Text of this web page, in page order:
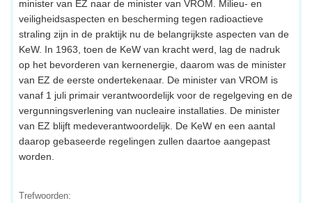
minister van EZ naar de minister van VROM. Milieu- en
veiligheidsaspecten en bescherming tegen radioactieve
straling zijn in de praktijk nu de belangrijkste aspecten van de
KeW. In 1963, toen de KeW van kracht werd, lag de nadruk
op het bevorderen van kernenergie, daarom was de minister
van EZ de eerste ondertekenaar. De minister van VROM is
vanaf 1 juli primair verantwoordelijk voor de regelgeving en de
vergunningsverlening van nucleaire installaties. De minister
van EZ blijft medeverantwoordelijk. De KeW en een aantal
daarop gebaseerde regelingen zullen daartoe aangepast
worden.
Trefwoorden: